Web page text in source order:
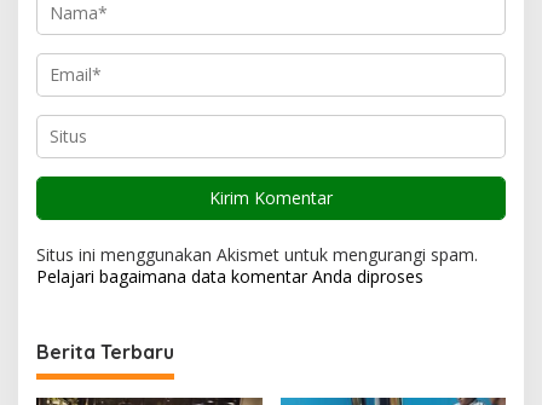
Situs ini menggunakan Akismet untuk mengurangi spam.
Pelajari bagaimana data komentar Anda diproses
Berita Terbaru